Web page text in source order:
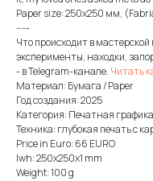
Paper size: 250х250 мм,
-----
Что происходит в
эксперименты, находки,
- в Telegram-канале. Читать
Материал: Бумага / Paper
Год создания: 2025
Категория: Печатная графика
Техника: глубокая печать с
Price in Euro: 66 EURO
lwh: 250x250x1 mm
Weight: 100 g